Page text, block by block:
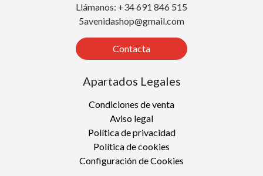
Llámanos: +34 691 846 515
5avenidashop@gmail.com
Contacta
Apartados Legales
Condiciones de venta
Aviso legal
Política de privacidad
Política de cookies
Configuración de Cookies